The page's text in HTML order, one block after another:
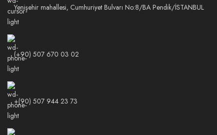
Yenişehir mahallesi, Cumhuriyet Bulvarı No:8/BA Pendik/İSTANBUL
(+90) 507 670 03 02
+(90) 507 944 23 73